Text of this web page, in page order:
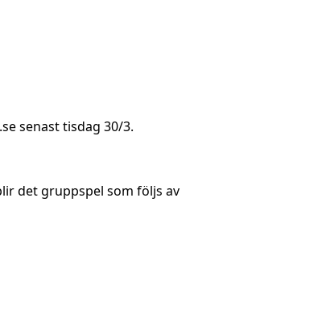
senast tisdag 30/3.
det gruppspel som följs av